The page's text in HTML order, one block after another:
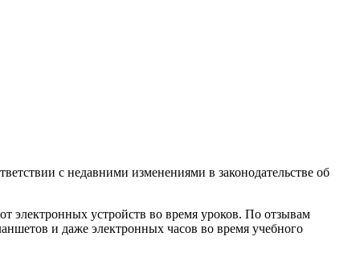
с недавними изменениями в законодательстве об
электронных устройств во время уроков. По отзывам
и даже электронных часов во время учебного